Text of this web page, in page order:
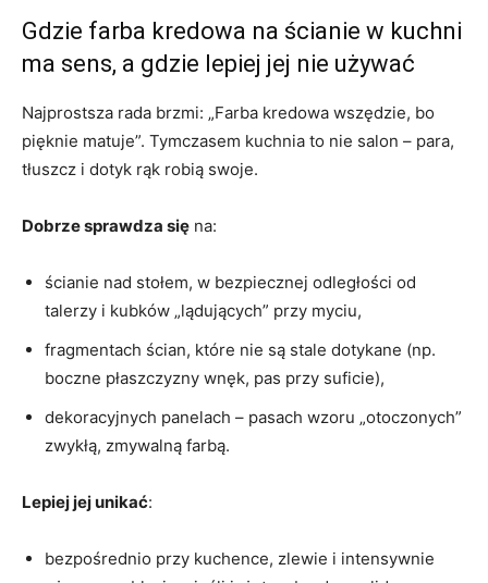
Gdzie farba kredowa na ścianie w kuchni
ma sens, a gdzie lepiej jej nie używać
Najprostsza rada brzmi: „Farba kredowa wszędzie, bo
pięknie matuje”. Tymczasem kuchnia to nie salon – para,
tłuszcz i dotyk rąk robią swoje.
Dobrze sprawdza się na:
ścianie nad stołem, w bezpiecznej odległości od
talerzy i kubków „lądujących” przy myciu,
fragmentach ścian, które nie są stale dotykane (np.
boczne płaszczyzny wnęk, pas przy suficie),
dekoracyjnych panelach – pasach wzoru „otoczonych”
zwykłą, zmywalną farbą.
Lepiej jej unikać:
bezpośrednio przy kuchence, zlewie i intensywnie